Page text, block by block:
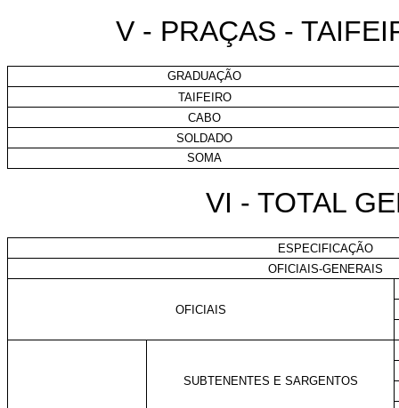
V - PRAÇAS -
GRADUAÇÃO
TAIFEIRO
CABO
SOLDADO
SOMA
VI - TOTAL
ESPECIFICAÇÃO
OFICIAIS-GENERAIS
OFICIAIS
SUBTENENTES E SARGENTOS